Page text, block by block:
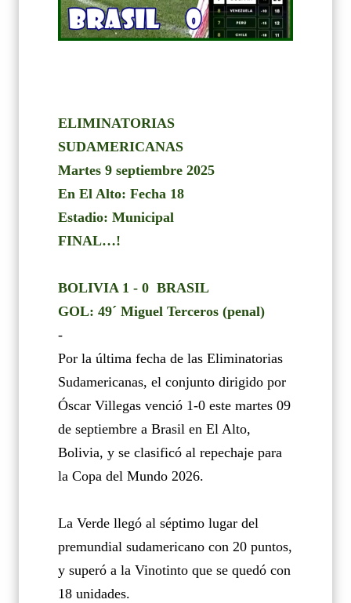
ELIMINATORIAS
SUDAMERICANAS
Martes 9 septiembre 2025
En El Alto: Fecha 18
Estadio: Municipal
FINAL…!
BOLIVIA 1 - 0 BRASIL
GOL: 49´ Miguel Terceros (penal)
-
Por la última fecha de las Eliminatorias
Sudamericanas, el conjunto dirigido por
Óscar Villegas venció 1-0 este martes 09
de septiembre a Brasil en El Alto,
Bolivia, y se clasificó al repechaje para
la Copa del Mundo 2026.
La Verde llegó al séptimo lugar del
premundial sudamericano con 20 puntos,
y superó a la Vinotinto que se quedó con
18 unidades.